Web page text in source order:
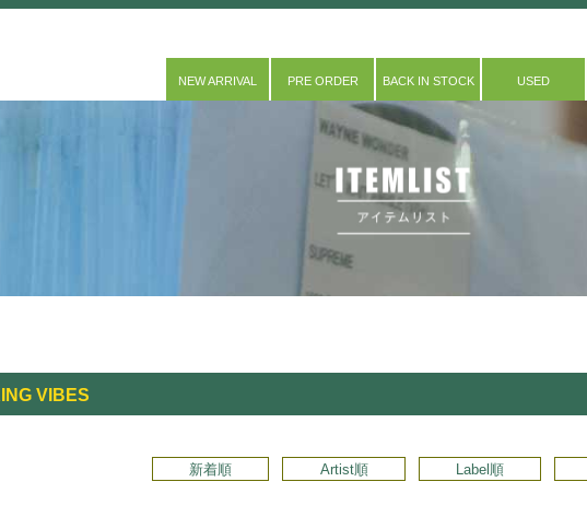
NEW ARRIVAL PRE ORDER BACK IN STOCK USED
VIBES
新着順 Artist順 Label順